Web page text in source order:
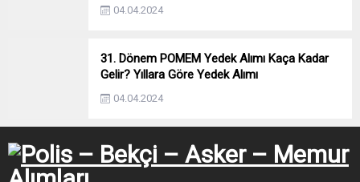
04.04.2024
31. Dönem POMEM Yedek Alımı Kaça Kadar
Gelir? Yıllara Göre Yedek Alımı
04.04.2024